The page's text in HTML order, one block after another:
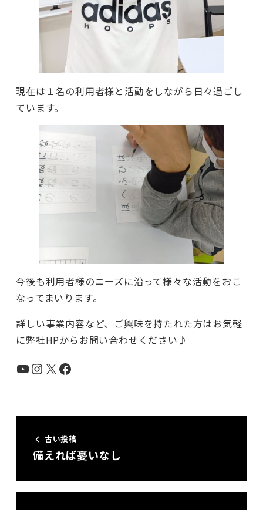
現在は１名の利用者様と活動をしながら日々過ごし
ています。
今後も利用者様のニーズに沿って様々な活動をおこ
なってまいります。
詳しい事業内容など、ご興味を持たれた方はお気軽
に弊社HPからお問い合わせください♪
YouTube
Instagram
X Facebook
古い投稿
備えれば憂いなし